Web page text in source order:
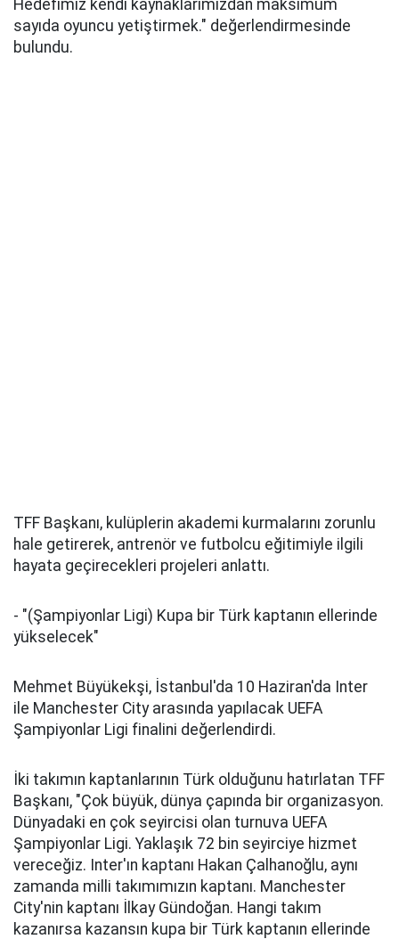
Hedefimiz kendi kaynaklarımızdan maksimum
sayıda oyuncu yetiştirmek." değerlendirmesinde
bulundu.
TFF Başkanı, kulüplerin akademi kurmalarını zorunlu
hale getirerek, antrenör ve futbolcu eğitimiyle ilgili
hayata geçirecekleri projeleri anlattı.
- "(Şampiyonlar Ligi) Kupa bir Türk kaptanın ellerinde
yükselecek"
Mehmet Büyükekşi, İstanbul'da 10 Haziran'da Inter
ile Manchester City arasında yapılacak UEFA
Şampiyonlar Ligi finalini değerlendirdi.
İki takımın kaptanlarının Türk olduğunu hatırlatan TFF
Başkanı, "Çok büyük, dünya çapında bir organizasyon.
Dünyadaki en çok seyircisi olan turnuva UEFA
Şampiyonlar Ligi. Yaklaşık 72 bin seyirciye hizmet
vereceğiz. Inter'ın kaptanı Hakan Çalhanoğlu, aynı
zamanda milli takımımızın kaptanı. Manchester
City'nin kaptanı İlkay Gündoğan. Hangi takım
kazanırsa kazansın kupa bir Türk kaptanın ellerinde